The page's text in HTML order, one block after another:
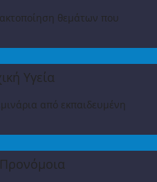
θεμάτων που
Υγεία
από εκπαιδευμένη